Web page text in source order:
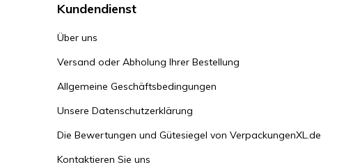
Kundendienst
Über uns
Versand oder Abholung Ihrer Bestellung
Allgemeine Geschäftsbedingungen
Unsere Datenschutzerklärung
Die Bewertungen und Gütesiegel von VerpackungenXL.de
Kontaktieren Sie uns